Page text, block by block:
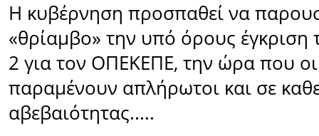
Η κυβέρνηση προσπαθεί να
«θρίαμβο» την υπό όρους έγκριση
2 για τον ΟΠΕΚΕΠΕ, την ώρα που
παραμένουν απλήρωτοι και σε
αβεβαιότητας.....